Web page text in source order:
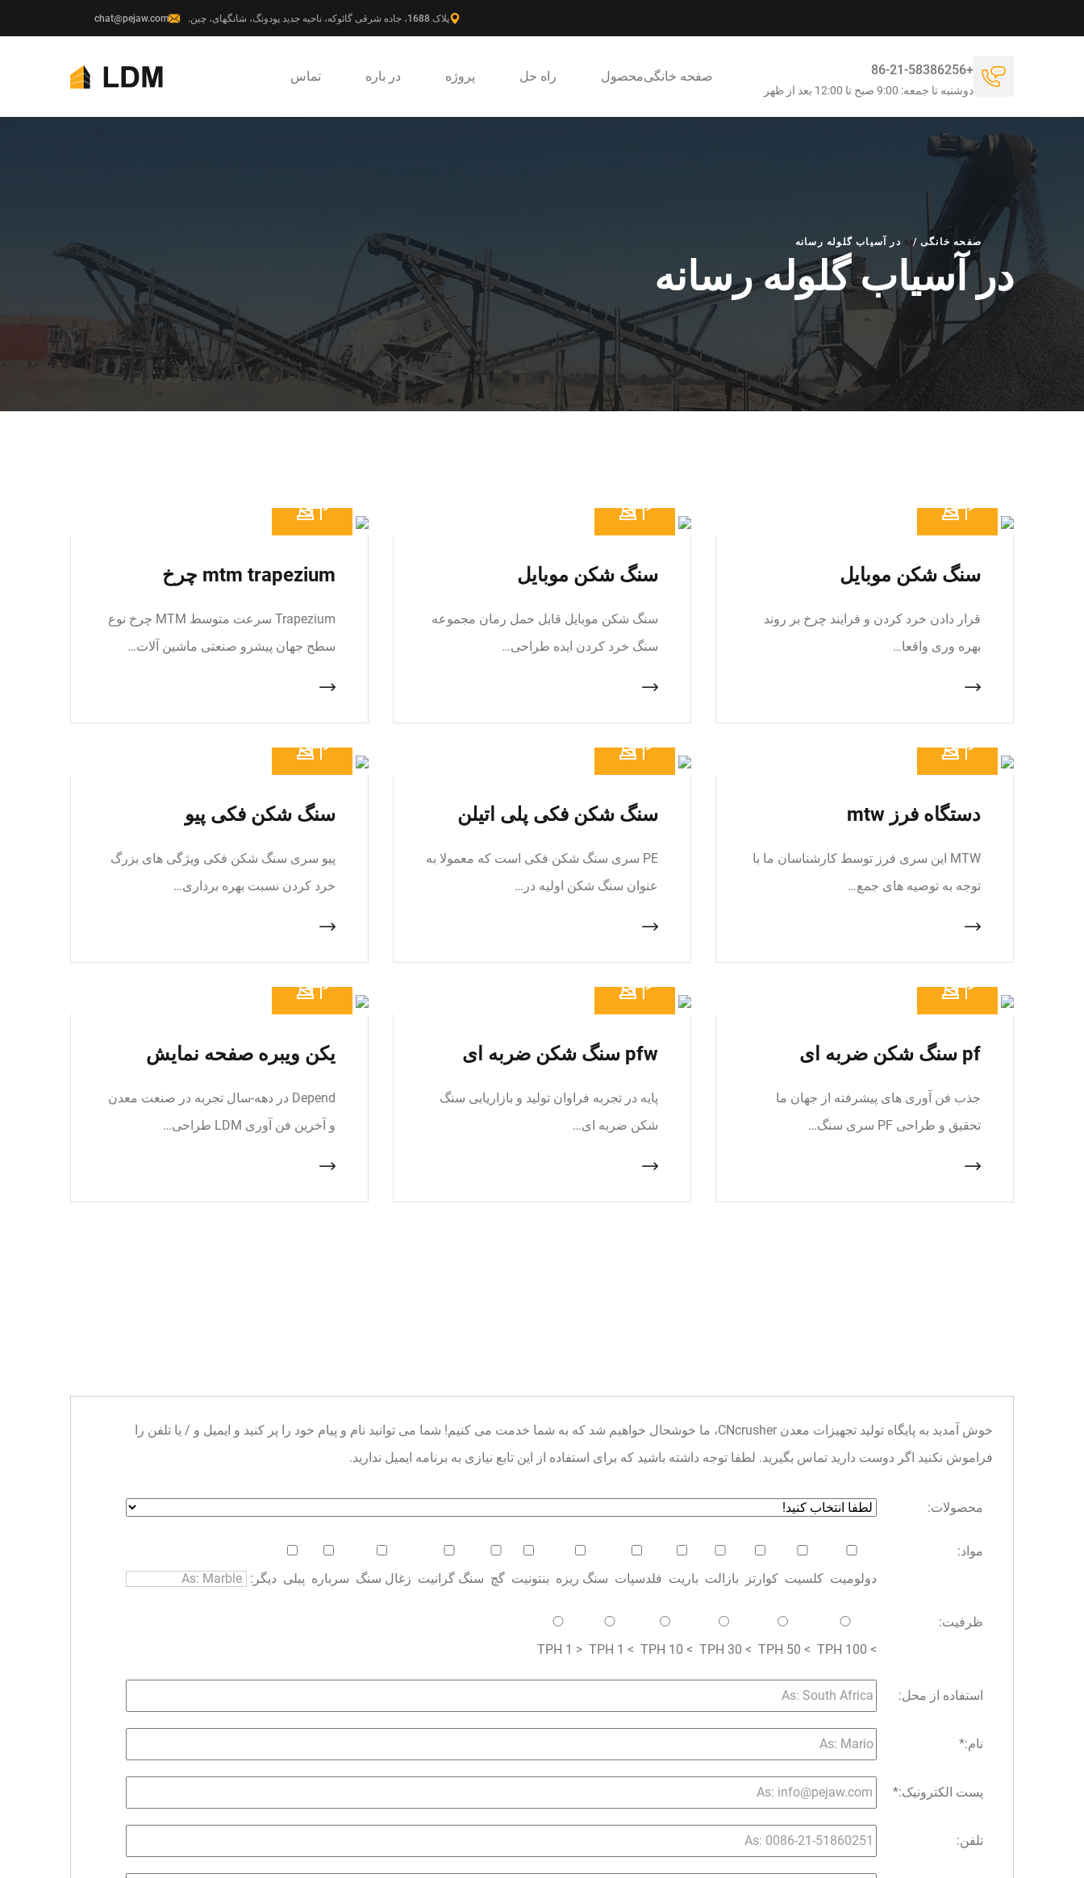
پلاک 1688، جاده شرقی گائوکه، ناحیه جدید پودونگ، شانگهای، چین. chat@pejaw.com
صفحه خانگیمحصول راه حل پروژه در باره تماس +86-21-58386256
دوشنبه تا جمعه: 9:00 صبح تا 12:00 بعد از ظهر
صفحه خانگی / در آسیاب گلوله رسانه
در آسیاب گلوله رسانه
سنگ شکن موبایل
قرار دادن خرد کردن و فرایند چرخ بر روند
بهره وری واقعا…
سنگ شکن موبایل
سنگ شکن موبایل قابل حمل رمان مجموعه
سنگ خرد کردن ایده طراحی…
mtm trapezium چرخ
Trapezium سرعت متوسط MTM چرخ نوع
سطح جهان پیشرو صنعتی ماشین آلات…
دستگاه فرز mtw
MTW این سری فرز توسط کارشناسان ما با
توجه به توصیه های جمع…
سنگ شکن فکی پلی اتیلن
PE سری سنگ شکن فکی است که معمولا به
عنوان سنگ شکن اولیه در…
سنگ شکن فکی پیو
پیو سری سنگ شکن فکی ویژگی های بزرگ
خرد کردن نسبت بهره برداری…
pf سنگ شکن ضربه ای
جذب فن آوری های پیشرفته از جهان ما
تحقیق و طراحی PF سری سنگ…
pfw سنگ شکن ضربه ای
پایه در تجربه فراوان تولید و بازاریابی سنگ
شکن ضربه ای…
یکن ویبره صفحه نمایش
Depend در دهه-سال تجربه در صنعت معدن
و آخرین فن آوری LDM طراحی…
خوش آمدید به پایگاه تولید تجهیزات معدن CNcrusher، ما خوشحال خواهیم شد که به شما خدمت می کنیم! شما می توانید نام و پیام خود را پر کنید و ایمیل و / یا تلفن را
فراموش نکنید اگر دوست دارید تماس بگیرید. لطفا توجه داشته باشید که برای استفاده از این تابع نیازی به برنامه ایمیل ندارید.
محصولات:
مواد:
دولومیت کلسیت کوارتز بازالت باریت فلدسپات سنگ ریزه بنتونیت گچ سنگ گرانیت زغال سنگ سرباره پبلی دیگر:
ظرفیت:
> 100 TPH
> 50 TPH
> 30 TPH
> 10 TPH
> 1 TPH
< 1 TPH
استفاده از محل:
نام:*
پست الکترونیک:*
تلفن: